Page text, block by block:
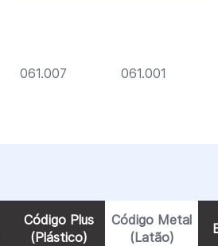
061.007 061.001
Código Plus
(Plástico)
Código Metal
(Latão)